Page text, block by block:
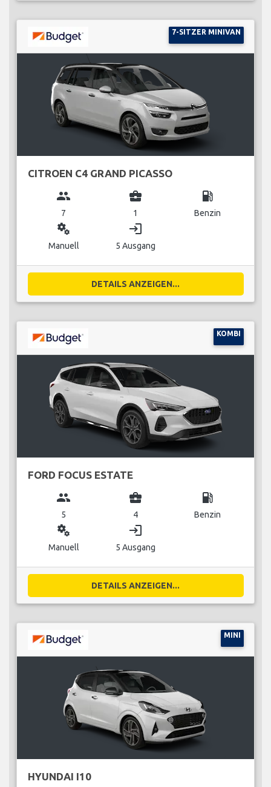
7-SITZER MINIVAN
CITROEN C4 GRAND PICASSO
group
7
business_center
1
local_gas_station
Benzin
miscellaneous_services
Manuell
login
5 Ausgang
DETAILS ANZEIGEN...
KOMBI
FORD FOCUS ESTATE
group
5
business_center
4
local_gas_station
Benzin
miscellaneous_services
Manuell
login
5 Ausgang
DETAILS ANZEIGEN...
MINI
HYUNDAI I10